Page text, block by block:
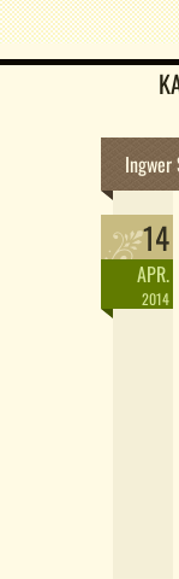
Ingwer
14
APR.
2014